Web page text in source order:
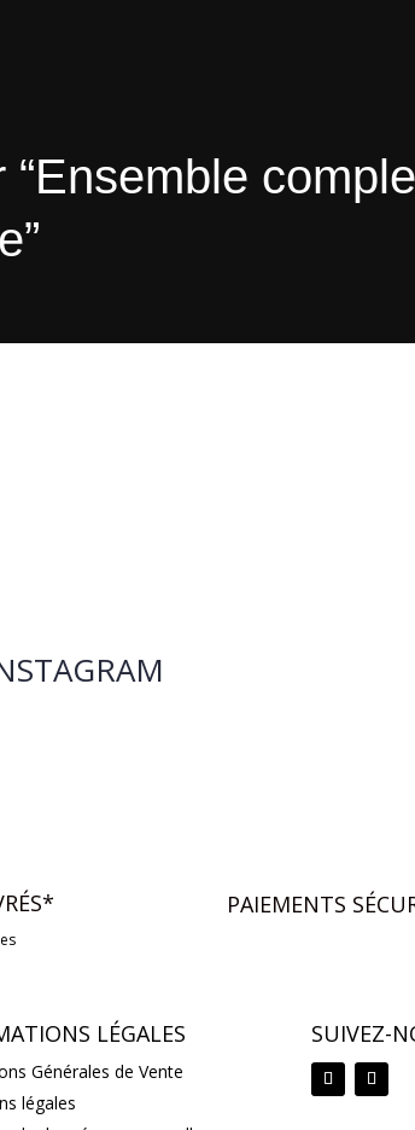
PAIEMENTS
LÉGALES
Générales de Vente
légales
SUIVEZ-